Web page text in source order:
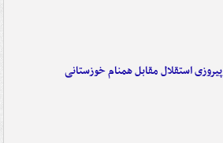
پیروزی استقلال مقابل همنام خوزستانی